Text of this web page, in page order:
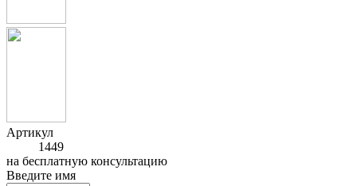
Артикул
1449
на бесплатную консультацию
Введите имя